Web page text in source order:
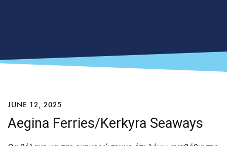
JUNE 12, 2025
Aegina Ferries/Kerkyra Seaways